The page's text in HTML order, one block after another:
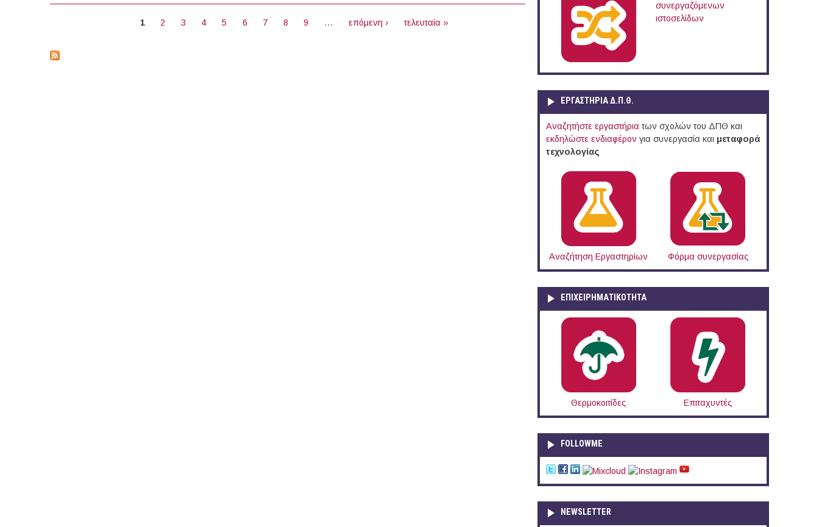
1 2 3 4 5 6 7 8 9 … επόμενη › τελευταία »
συνεργαζόμενων
ιστοσελίδων
ΕΡΓΑΣΤΗΡΙΑ Δ.Π.Θ.
Αναζητήστε εργαστήρια των σχολών του ΔΠΘ και
εκδηλώστε ενδιαφέρον για συνεργασία και μεταφορά
τεχνολογίας
Αναζήτηση Εργαστηρίων Φόρμα συνεργασίας
ΕΠΙΧΕΙΡΗΜΑΤΙΚΟΤΗΤΑ
Θερμοκοιτίδες Επιταχυντές
FOLLOWME
NEWSLETTER